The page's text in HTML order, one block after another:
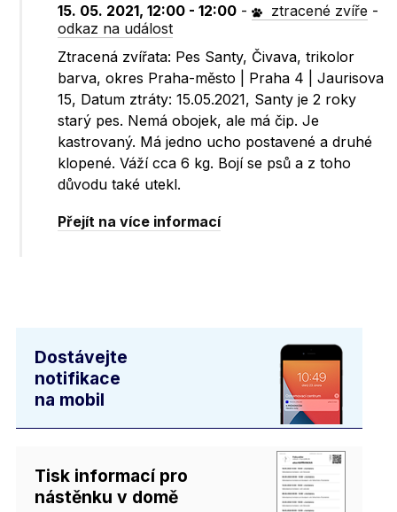
15. 05. 2021, 12:00 - 12:00 - ztracené zvíře -
odkaz na událost
Ztracená zvířata: Pes Santy, Čivava, trikolor
barva, okres Praha-město | Praha 4 | Jaurisova
15, Datum ztráty: 15.05.2021, Santy je 2 roky
starý pes. Nemá obojek, ale má čip. Je
kastrovaný. Má jedno ucho postavené a druhé
klopené. Váží cca 6 kg. Bojí se psů a z toho
důvodu také utekl.
Přejít na více informací
Dostávejte
notifikace
na mobil
Tisk informací pro
nástěnku v domě